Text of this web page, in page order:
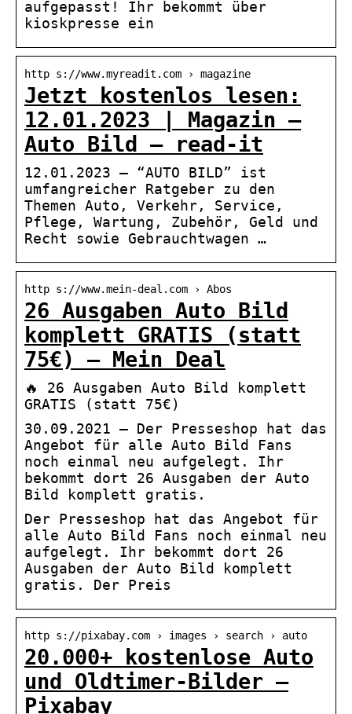
aufgepasst! Ihr bekommt über
kioskpresse ein
http s://www.myreadit.com › magazine
Jetzt kostenlos lesen:
12.01.2023 | Magazin –
Auto Bild – read-it
12.01.2023 — “AUTO BILD” ist
umfangreicher Ratgeber zu den
Themen Auto, Verkehr, Service,
Pflege, Wartung, Zubehör, Geld und
Recht sowie Gebrauchtwagen …
http s://www.mein-deal.com › Abos
26 Ausgaben Auto Bild
komplett GRATIS (statt
75€) – Mein Deal
🔥 26 Ausgaben Auto Bild komplett
GRATIS (statt 75€)
30.09.2021 — Der Presseshop hat das
Angebot für alle Auto Bild Fans
noch einmal neu aufgelegt. Ihr
bekommt dort 26 Ausgaben der Auto
Bild komplett gratis.
Der Presseshop hat das Angebot für
alle Auto Bild Fans noch einmal neu
aufgelegt. Ihr bekommt dort 26
Ausgaben der Auto Bild komplett
gratis. Der Preis
http s://pixabay.com › images › search › auto
20.000+ kostenlose Auto
und Oldtimer-Bilder –
Pixabay